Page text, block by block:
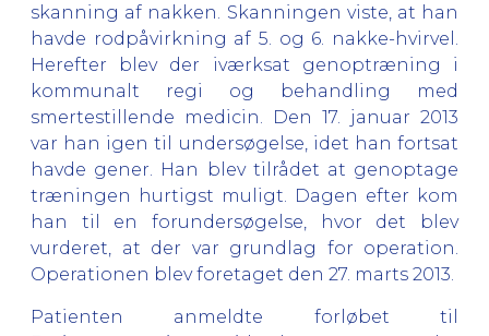
skanning af nakken. Skanningen viste, at han
havde rodpåvirkning af 5. og 6. nakke-hvirvel.
Herefter blev der iværksat genoptræning i
kommunalt regi og behandling med
smertestillende medicin. Den 17. januar 2013
var han igen til undersøgelse, idet han fortsat
havde gener. Han blev tilrådet at genoptage
træningen hurtigst muligt. Dagen efter kom
han til en forundersøgelse, hvor det blev
vurderet, at der var grundlag for operation.
Operationen blev foretaget den 27. marts 2013.
Patienten anmeldte forløbet til